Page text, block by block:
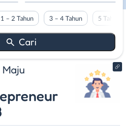
1 – 2 Tahun 3 – 4 Tahun 5 Tahun
Maju